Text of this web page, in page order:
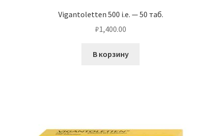
Vigantoletten 500 i.e. — 50 таб.
₽1,400.00
В корзину